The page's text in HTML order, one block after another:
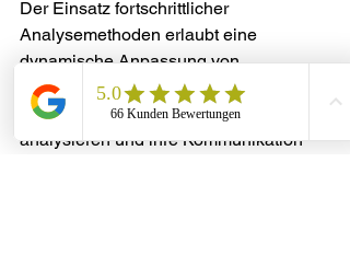
Der Einsatz fortschrittlicher
Analysemethoden erlaubt eine
dynamische Anpassung von
Vertriebsstrategien. Unternehmen
können Kundenverhalten in Echtzeit
analysieren und ihre Kommunikation